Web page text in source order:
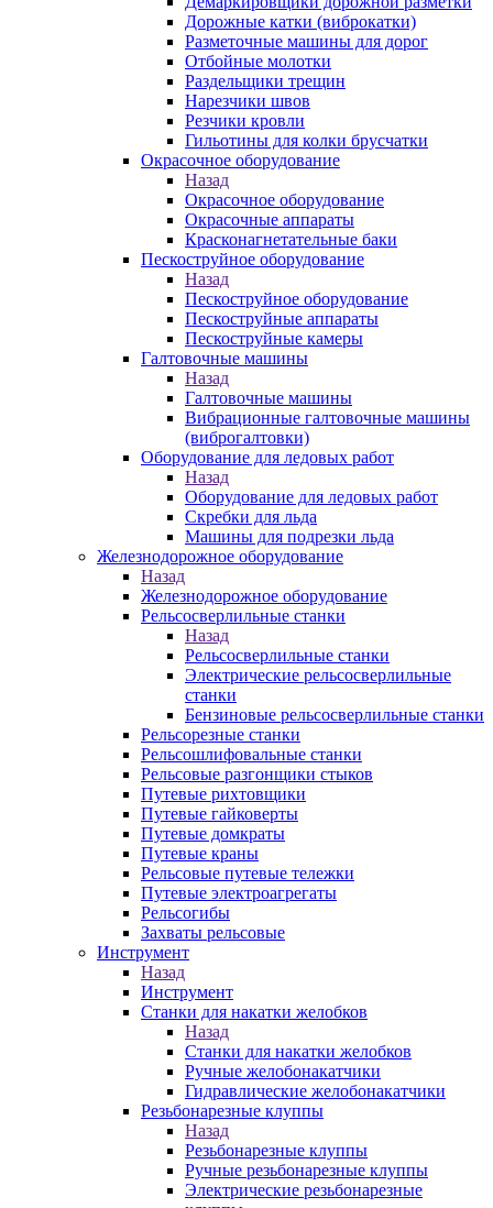
Дорожные катки (виброкатки)
Разметочные машины для дорог
Отбойные молотки
Раздельщики трещин
Нарезчики швов
Резчики кровли
Гильотины для колки брусчатки
Окрасочное оборудование
Назад
Окрасочное оборудование
Окрасочные аппараты
Красконагнетательные баки
Пескоструйное оборудование
Назад
Пескоструйное оборудование
Пескоструйные аппараты
Пескоструйные камеры
Галтовочные машины
Назад
Галтовочные машины
Вибрационные галтовочные машины
(виброгалтовки)
Оборудование для ледовых работ
Назад
Оборудование для ледовых работ
Скребки для льда
Машины для подрезки льда
Железнодорожное оборудование
Назад
Железнодорожное оборудование
Рельсосверлильные станки
Назад
Рельсосверлильные станки
Электрические рельсосверлильные
станки
Бензиновые рельсосверлильные станки
Рельсорезные станки
Рельсошлифовальные станки
Рельсовые разгонщики стыков
Путевые рихтовщики
Путевые гайковерты
Путевые домкраты
Путевые краны
Рельсовые путевые тележки
Путевые электроагрегаты
Рельсогибы
Захваты рельсовые
Инструмент
Назад
Инструмент
Станки для накатки желобков
Назад
Станки для накатки желобков
Ручные желобонакатчики
Гидравлические желобонакатчики
Резьбонарезные клуппы
Назад
Резьбонарезные клуппы
Ручные резьбонарезные клуппы
Электрические резьбонарезные